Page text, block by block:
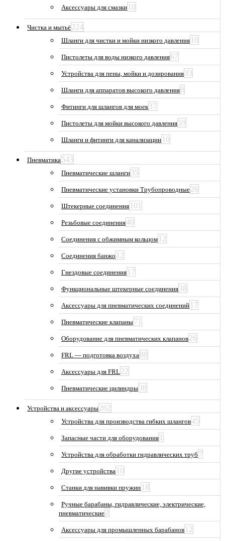
Аксессуары для смазки 10
Чистка и мытьё224
Шланги для чистки и мойки низкого давления 10
Пистолеты для воды низкого давления67
Устройства для пены, мойки и дозирования33
Шланги для аппаратов высокого давления8
Фитинги для шлангов для моек37
Пистолеты для мойки высокого давления59
Шланги и фитинги для канализации 10
Пневматика543
Пневматические шланги35
Пневматические установки Трубопроводные26
Штекерные соединения 101
Резьбовые соединения40
Соединения с обжимным кольцом 12
Соединения банжо 12
Гнездовые соединения 17
Функциональные штекерные соединения38
Аксессуары для пневматических соединений 17
Пневматические клапаны71
Оборудование для пневматических клапанов26
FRL — подготовка воздуха88
Аксессуары для FRL22
Пневматические цилиндры38
Устройства и аксессуары262
Устройства для производства гибких шлангов45
Запасные части для оборудования 1
Устройства для обработки гидравлических труб 7
Другие устройства 10
Станки для навивки пружин 18
Ручные барабаны, гидравлические, электрические,
пневматические2
Аксессуары для промышленных барабанов 12